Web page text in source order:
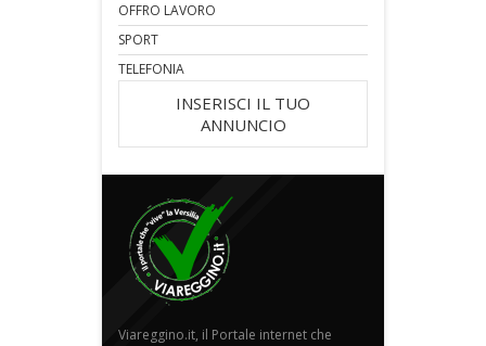
OFFRO LAVORO
SPORT
TELEFONIA
INSERISCI IL TUO
ANNUNCIO
Viareggino.it, il Portale internet che